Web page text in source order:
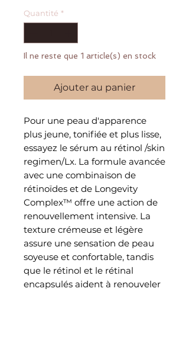
Quantité *
Il ne reste que 1 article(s) en stock
Ajouter au panier
Pour une peau d'apparence
plus jeune, tonifiée et plus lisse,
essayez le sérum au rétinol /skin
regimen/Lx. La formule avancée
avec une combinaison de
rétinoïdes et de Longevity
Complex™ offre une action de
renouvellement intensive. La
texture crémeuse et légère
assure une sensation de peau
soyeuse et confortable, tandis
que le rétinol et le rétinal
encapsulés aident à renouveler